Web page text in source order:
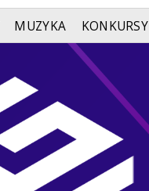
MUZYKA KONKURSY